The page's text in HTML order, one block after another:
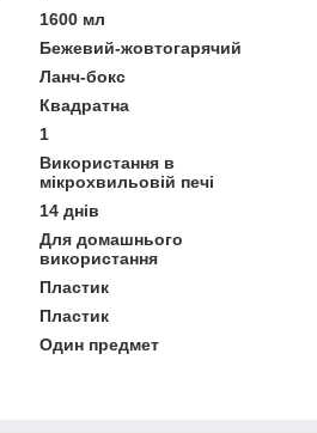
1600 мл
Бежевий-жовтогарячий
Ланч-бокс
Квадратна
1
Використання в
мікрохвильовій печі
14 днів
Для домашнього
використання
Пластик
Пластик
Один предмет